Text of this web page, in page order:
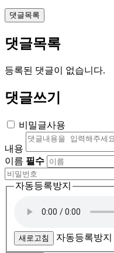
댓글목록
댓글목록
등록된 댓글이 없습니다.
댓글쓰기
비밀글사용
내용
이름 필수
자동등록방지
새로고침 자동등록방